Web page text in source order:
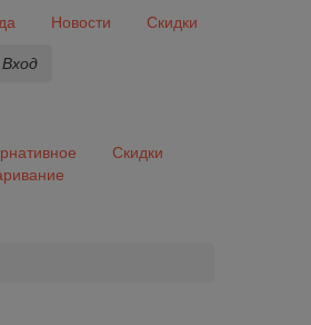
Новости
Скидки
Вход
Скидки